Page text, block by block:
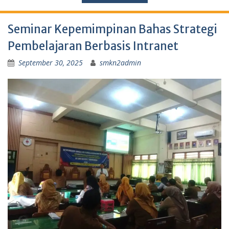
Seminar Kepemimpinan Bahas Strategi
Pembelajaran Berbasis Intranet
September 30, 2025 smkn2admin